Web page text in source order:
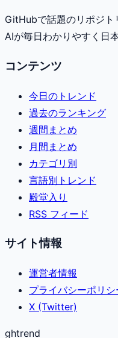
GitHubで話題のリポジト
AIが毎日わかりやすく日
コンテンツ
今日のトレンド
過去のランキング
週間まとめ
月間まとめ
カテゴリ別
言語別トレンド
殿堂入り
RSS フィード
サイト情報
運営者情報
プライバシーポリシ
X (Twitter)
ghtrend